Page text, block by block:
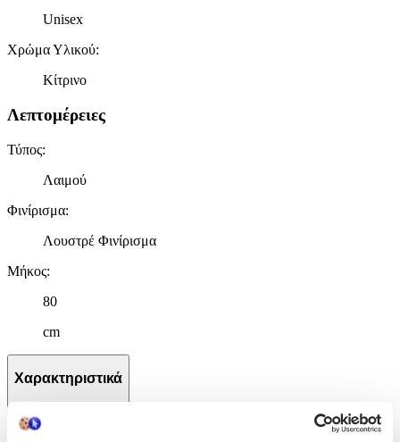
Unisex
Χρώμα Υλικού:
Κίτρινο
Λεπτομέρειες
Τύπος:
Λαιμού
Φινίρισμα:
Λουστρέ Φινίρισμα
Μήκος:
80
cm
Χαρακτηριστικά